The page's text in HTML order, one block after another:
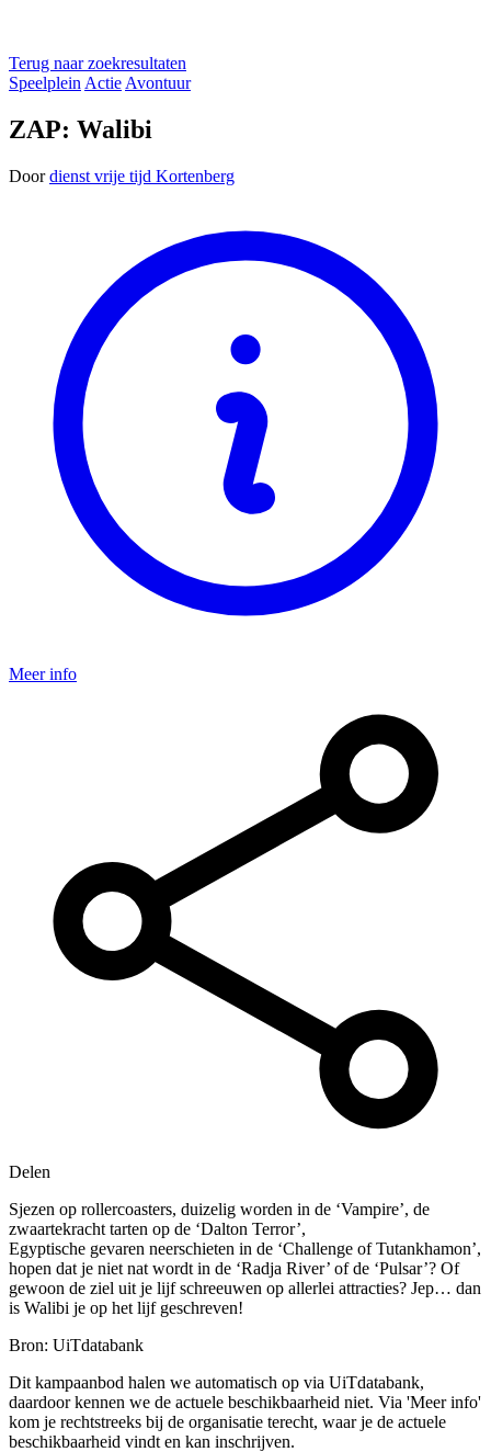
Terug naar zoekresultaten
Speelplein Actie Avontuur
ZAP: Walibi
Door dienst vrije tijd Kortenberg
Meer info
Delen
Sjezen op rollercoasters, duizelig worden in de ‘Vampire’, de
zwaartekracht tarten op de ‘Dalton Terror’,
Egyptische gevaren neerschieten in de ‘Challenge of Tutankhamon’,
hopen dat je niet nat wordt in de ‘Radja River’ of de ‘Pulsar’? Of
gewoon de ziel uit je lijf schreeuwen op allerlei attracties? Jep… dan
is Walibi je op het lijf geschreven!
Bron: UiTdatabank
Dit kampaanbod halen we automatisch op via UiTdatabank,
daardoor kennen we de actuele beschikbaarheid niet. Via 'Meer info'
kom je rechtstreeks bij de organisatie terecht, waar je de actuele
beschikbaarheid vindt en kan inschrijven.